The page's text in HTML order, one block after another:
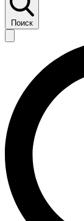
Поиск